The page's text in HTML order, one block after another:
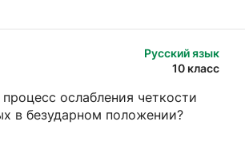
Русский язык
10 класс
ослабления четкости
в безударном положении?